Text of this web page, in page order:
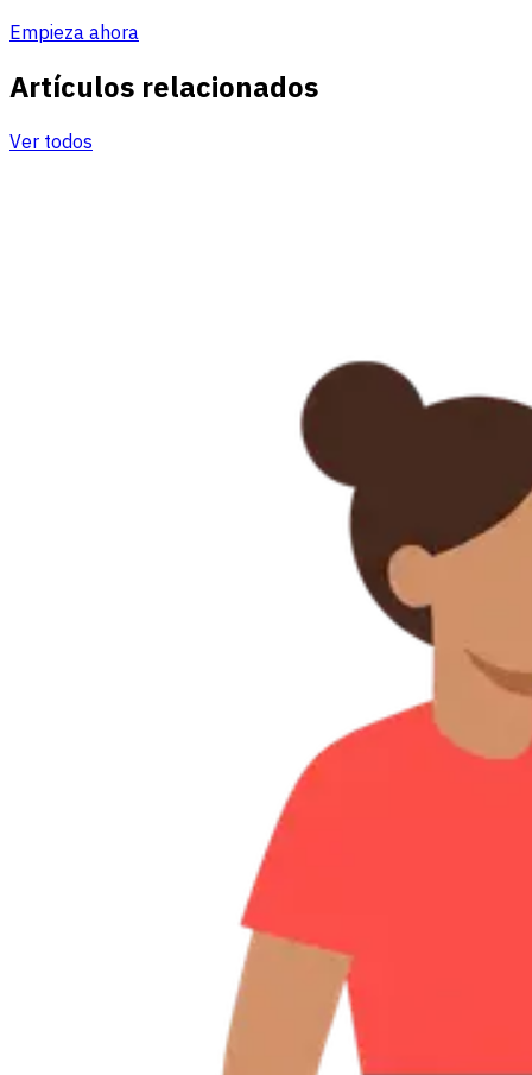
Empieza ahora
Artículos relacionados
Ver todos